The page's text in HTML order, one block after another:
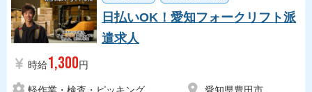
日払いOK！愛知フォークリフト派
遣求人
時給1,300円